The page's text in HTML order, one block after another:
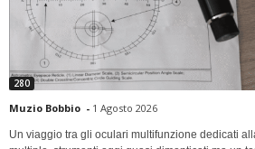
280
Muzio Bobbio - 1 Agosto 2026
Un viaggio tra gli oculari multifunzione dedicati